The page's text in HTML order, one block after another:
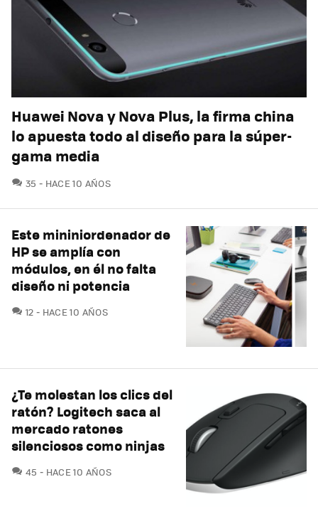
Huawei Nova y Nova Plus, la firma china
lo apuesta todo al diseño para la súper-
gama media
35 COMENTARIOS
HACE 10 AÑOS
Este mininiordenador de
HP se amplía con
módulos, en él no falta
diseño ni potencia
12 COMENTARIOS
HACE 10 AÑOS
¿Te molestan los clics del
ratón? Logitech saca al
mercado ratones
silenciosos como ninjas
45 COMENTARIOS
HACE 10 AÑOS